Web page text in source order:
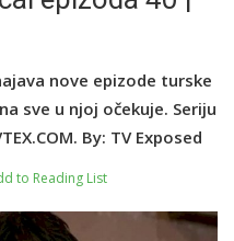
nove epizode turske
sve u njoj očekuje. Seriju
By: TV Exposed
to Reading List